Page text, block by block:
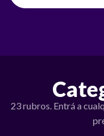
23 rubros. Entrá a